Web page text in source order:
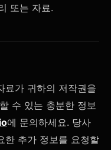
또는 자료.
가 귀하의 저작권을
수 있는 충분한 정보
에 문의하세요. 당사
한 추가 정보를 요청할